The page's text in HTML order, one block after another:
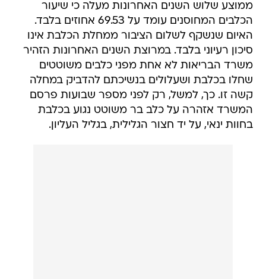
ממוצע שלוש השנים האחרונות מעלה כי שיעור
הכלבים המחוסנים עומד על 69.53 אחוזים בלבד.
האיום שנשקף לשלום הציבור ממחלת הכלבת אינו
סיכון רעיוני בלבד. במרוצת השנים האחרונות הזהיר
משרד הבריאות לא אחת מפני כלבים משוטטים
שחלו בכלבת ושעלולים בנשיכתם להדביק במחלה
קשה זו. כך, למשל, רק לפני מספר שבועות פרסם
המשרד אזהרה על כלב בר משוטט נגוע בכלבת
בחוות ינאי, על יד חצור הגלילית, בגליל העליון.